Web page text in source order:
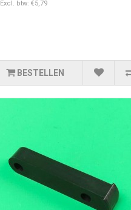
Excl. btw: €5,79
BESTELLEN